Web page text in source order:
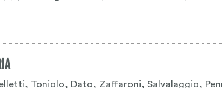
Toniolo, Dato, Zaffaroni, Salvalaggio,